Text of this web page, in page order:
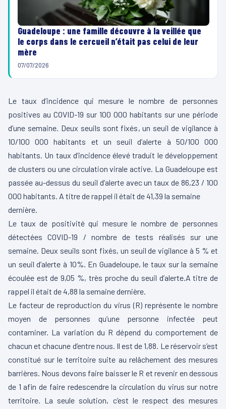
Guadeloupe : une famille découvre à la veillée que
le corps dans le cercueil n’était pas celui de leur
mère
07/07/2026
Le taux d’incidence qui mesure le nombre de personnes
positives au COVID-19 sur 100 000 habitants sur une période
d’une semaine. Deux seuils sont fixés, un seuil de vigilance à
10/100 000 habitants et un seuil d’alerte à 50/100 000
habitants. Un taux d’incidence élevé traduit le développement
de clusters ou une circulation virale active. La Guadeloupe est
passée au-dessus du seuil d’alerte avec un taux de 86,23 / 100
000 habitants. A titre de rappel il était de 41,39 la semaine
dernière.
Le taux de positivité qui mesure le nombre de personnes
détectées COVID-19 / nombre de tests réalisés sur une
semaine. Deux seuils sont fixés, un seuil de vigilance à 5 % et
un seuil d’alerte à 10%. En Guadeloupe, le taux sur la semaine
écoulée est de 9,05 %, très proche du seuil d’alerte.A titre de
rappel il était de 4,88 la semaine dernière.
Le facteur de reproduction du virus (R) représente le nombre
moyen de personnes qu’une personne infectée peut
contaminer. La variation du R dépend du comportement de
chacun et chacune d’entre nous. Il est de 1,88. Le réservoir s’est
constitué sur le territoire suite au relâchement des mesures
barrières. Nous devons faire baisser le R et revenir en dessous
de 1 afin de faire redescendre la circulation du virus sur notre
territoire. La seule solution, c’est le respect des mesures